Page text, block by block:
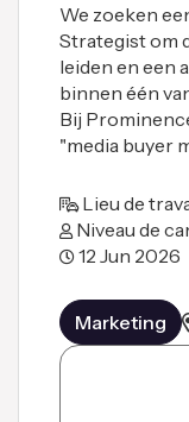
We zoeken
Strategist om
leiden en een
binnen één
Bij
"media buyer
Lieu de
Niveau de
12 Jun 2026
Marketing